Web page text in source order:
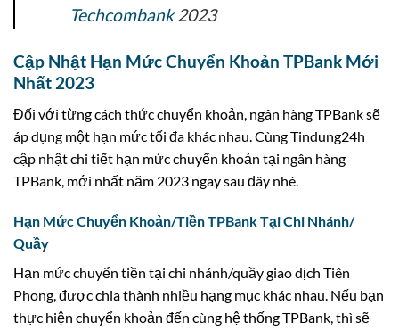
Techcombank2023
Cập Nhật Hạn Mức Chuyển Khoản TPBank Mới
Nhất 2023
Đối với từng cách thức chuyển khoản, ngân hàng TPBank sẽ
áp dụng một hạn mức tối đa khác nhau. Cùng Tindung24h
cập nhật chi tiết hạn mức chuyển khoản tại ngân hàng
TPBank, mới nhất năm 2023 ngay sau đây nhé.
Hạn Mức Chuyển Khoản/Tiền TPBank Tại Chi Nhánh/
Quầy
Hạn mức chuyển tiền tại chi nhánh/quầy giao dịch Tiên
Phong, được chia thành nhiều hạng mục khác nhau. Nếu bạn
thực hiện chuyển khoản đến cùng hệ thống TPBank, thì sẽ